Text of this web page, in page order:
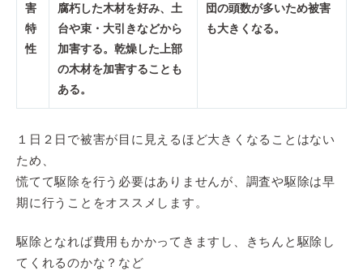
害
特
性
腐朽した木材を好み、土
台や束・大引きなどから
加害する。乾燥した上部
の木材を加害することも
ある。
団の頭数が多いため被害
も大きくなる。
１日２日で被害が目に見えるほど大きくなることはない
ため、
慌てて駆除を行う必要はありませんが、調査や駆除は早
期に行うことをオススメします。
駆除となれば費用もかかってきますし、きちんと駆除し
てくれるのかな？など